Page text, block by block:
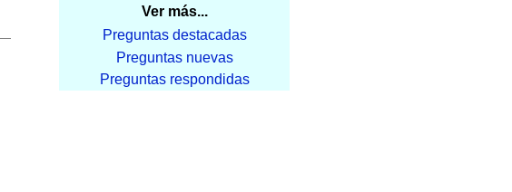
Ver más...
Preguntas destacadas
Preguntas nuevas
Preguntas respondidas